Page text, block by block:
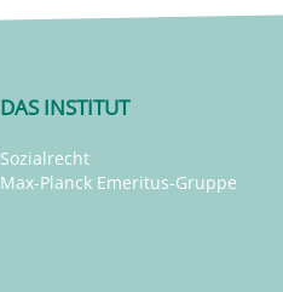
DAS INSTITUT
Sozialrecht
Max-Planck Emeritus-Gruppe